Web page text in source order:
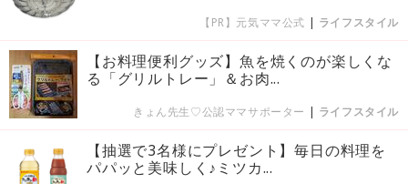
【PR】元気ママ公式 | ライフスタイル
【お料理便利グッズ】魚を焼くのが楽しくな
る「グリルトレー」＆お肉...
きょん先生♡公認ママサポーター | ライフスタイル
【抽選で3名様にプレゼント】毎日の料理を
パパッと美味しく♪ミツカ...